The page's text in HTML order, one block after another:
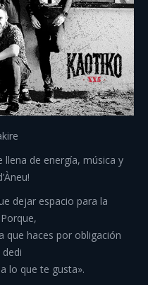
llena de energía, música y
dejar espacio para la
que haces por obligación
lo que te gusta».